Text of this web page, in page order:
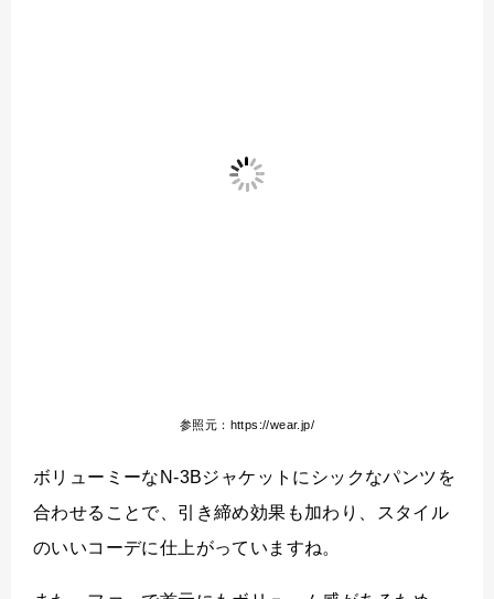
参照元：https://wear.jp/
ボリューミーなN-3Bジャケットにシックなパンツを
合わせることで、引き締め効果も加わり、スタイル
のいいコーデに仕上がっていますね。